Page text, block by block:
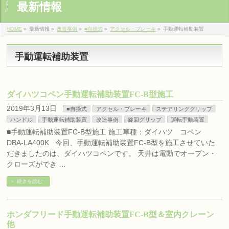
最新情報
HOME » 最新情報 » 改造事例 » ■自操式 » アクセル・ブレーキ » 手動運転補助装置
手動運転補助装置
ダイハツコペン手動運転補助装置FC-B型施工
2019年3月13日 ■自操式 アクセル・ブレーキ
ステアリンググリップ
ハンドル
手動運転補助装置 改造事例 旋回グリップ 運転手動装置
■手動運転補助装置FC-B型施工 施工車種：ダイハツ コペン
DBA-LA400K 今回、手動運転補助装置FC-B型を施工させていた
だきましたのは、ダイハツコペンです。 天井は電動でオープン・
クローズができ …
続きを読む
ホンダフリード手動運転補助装置FC-B型＆室内クレーン
他